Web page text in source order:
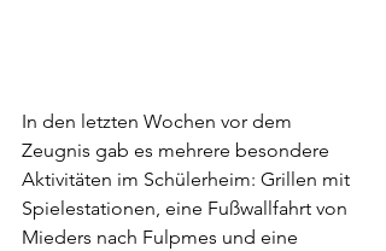
In den letzten Wochen vor dem
Zeugnis gab es mehrere besondere
Aktivitäten im Schülerheim: Grillen mit
Spielestationen, eine Fußwallfahrt von
Mieders nach Fulpmes und eine